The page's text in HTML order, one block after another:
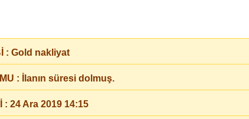
: Gold nakliyat
: İlanın süresi dolmuş.
: 24 Ara 2019 14:15